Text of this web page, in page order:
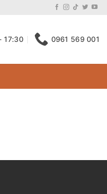
17:30 0961 569 001